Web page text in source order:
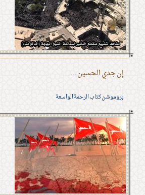
إن جدي الحسين ...
بروموشن كتاب الرحمة الواسعة